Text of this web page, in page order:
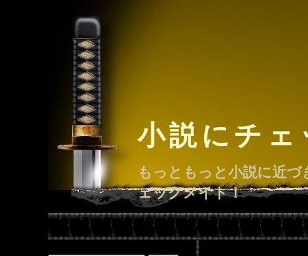
小説にチ
もっともっと小説に近
ェックメイト！